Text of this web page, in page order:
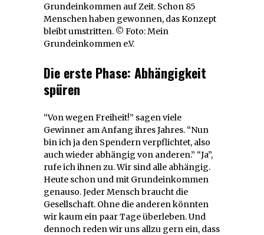
Grundeinkommen auf Zeit. Schon 85
Menschen haben gewonnen, das Konzept
bleibt umstritten. © Foto: Mein
Grundeinkommen e.V.
Die erste Phase: Abhängigkeit
spüren
“Von wegen Freiheit!” sagen viele
Gewinner am Anfang ihres Jahres. “Nun
bin ich ja den Spendern verpflichtet, also
auch wieder abhängig von anderen.” “Ja”,
rufe ich ihnen zu. Wir sind alle abhängig.
Heute schon und mit Grundeinkommen
genauso. Jeder Mensch braucht die
Gesellschaft. Ohne die anderen könnten
wir kaum ein paar Tage überleben. Und
dennoch reden wir uns allzu gern ein, dass